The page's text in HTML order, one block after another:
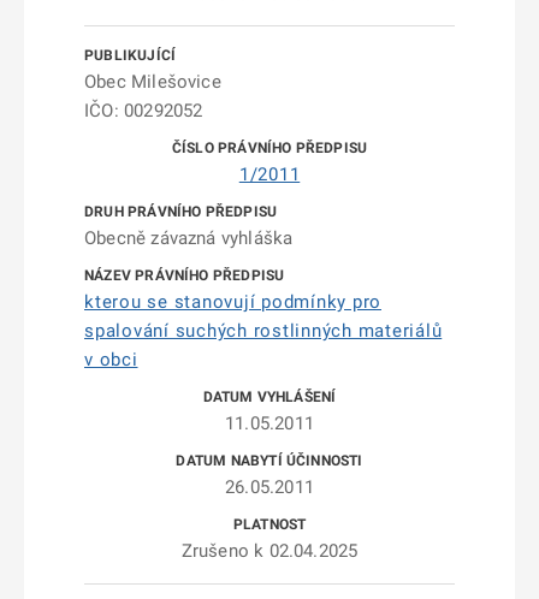
Obec Milešovice
IČO: 00292052
1/2011
Obecně závazná vyhláška
kterou se stanovují podmínky pro
spalování suchých rostlinných materiálů
v obci
11.05.2011
26.05.2011
Zrušeno k 02.04.2025